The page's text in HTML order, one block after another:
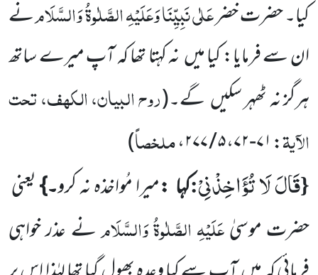
کیا۔ حضرت خضرعَلٰی نَبِیِّنَا وَعَلَیْہِ الصَّلٰوۃُ وَالسَّلَامنے
ان سے فرمایا: کیا میںنہ کہتا تھا کہ آپ میرے ساتھ
ہرگز نہ ٹھہر سکیںگے۔(روح البیان، الکھف، تحت
الآیۃ: ۷۱-۷۲، ۵ / ۲۷۷، ملخصاً)
{قَالَ لَا تُؤَاخِذْنِیْ:کہا :میرا مُواخذہ نہ کرو۔}یعنی
حضرت موسیٰعَلَیْہِ الصَّلٰوۃُ وَالسَّلَامنے عذر خواہی